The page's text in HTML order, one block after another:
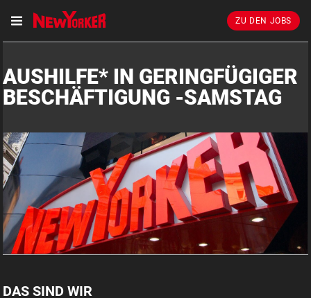
ZU DEN JOBS
AUSHILFE* IN GERINGFÜGIGER
BESCHÄFTIGUNG -SAMSTAG
DAS SIND WIR